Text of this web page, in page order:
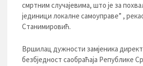
смртним случајевима, што је за
јединици локалне самоуправе” ,
Станимировић.
Вршилац дужности замјеника
безбједност саобраћаја Републике